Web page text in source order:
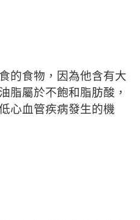
的食物，因為他含有大
脂屬於不飽和脂肪酸，
心血管疾病發生的機